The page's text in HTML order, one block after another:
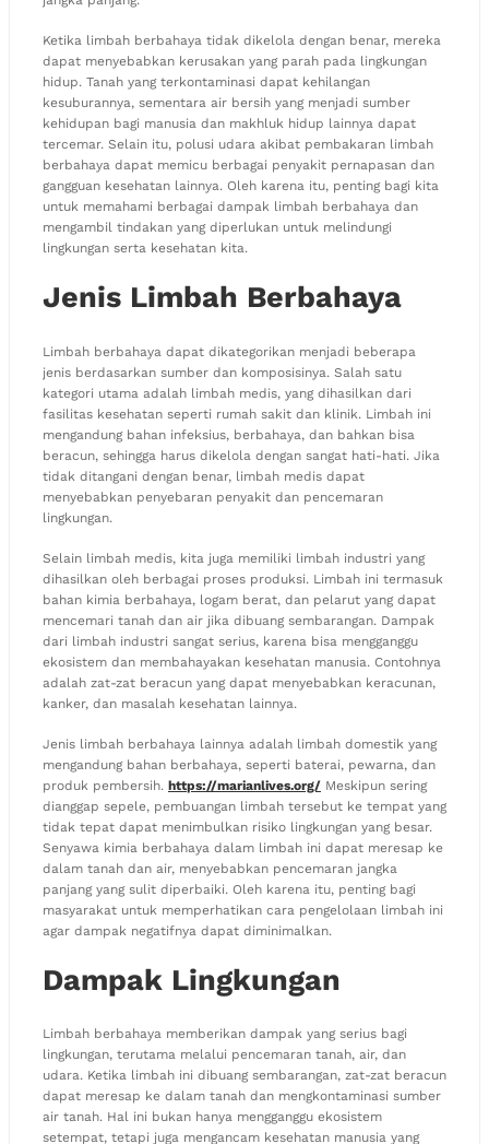
Ketika limbah berbahaya tidak dikelola dengan benar, mereka
dapat menyebabkan kerusakan yang parah pada lingkungan
hidup. Tanah yang terkontaminasi dapat kehilangan
kesuburannya, sementara air bersih yang menjadi sumber
kehidupan bagi manusia dan makhluk hidup lainnya dapat
tercemar. Selain itu, polusi udara akibat pembakaran limbah
berbahaya dapat memicu berbagai penyakit pernapasan dan
gangguan kesehatan lainnya. Oleh karena itu, penting bagi kita
untuk memahami berbagai dampak limbah berbahaya dan
mengambil tindakan yang diperlukan untuk melindungi
lingkungan serta kesehatan kita.
Jenis Limbah Berbahaya
Limbah berbahaya dapat dikategorikan menjadi beberapa
jenis berdasarkan sumber dan komposisinya. Salah satu
kategori utama adalah limbah medis, yang dihasilkan dari
fasilitas kesehatan seperti rumah sakit dan klinik. Limbah ini
mengandung bahan infeksius, berbahaya, dan bahkan bisa
beracun, sehingga harus dikelola dengan sangat hati-hati. Jika
tidak ditangani dengan benar, limbah medis dapat
menyebabkan penyebaran penyakit dan pencemaran
lingkungan.
Selain limbah medis, kita juga memiliki limbah industri yang
dihasilkan oleh berbagai proses produksi. Limbah ini termasuk
bahan kimia berbahaya, logam berat, dan pelarut yang dapat
mencemari tanah dan air jika dibuang sembarangan. Dampak
dari limbah industri sangat serius, karena bisa mengganggu
ekosistem dan membahayakan kesehatan manusia. Contohnya
adalah zat-zat beracun yang dapat menyebabkan keracunan,
kanker, dan masalah kesehatan lainnya.
Jenis limbah berbahaya lainnya adalah limbah domestik yang
mengandung bahan berbahaya, seperti baterai, pewarna, dan
produk pembersih. https://marianlives.org/ Meskipun sering
dianggap sepele, pembuangan limbah tersebut ke tempat yang
tidak tepat dapat menimbulkan risiko lingkungan yang besar.
Senyawa kimia berbahaya dalam limbah ini dapat meresap ke
dalam tanah dan air, menyebabkan pencemaran jangka
panjang yang sulit diperbaiki. Oleh karena itu, penting bagi
masyarakat untuk memperhatikan cara pengelolaan limbah ini
agar dampak negatifnya dapat diminimalkan.
Dampak Lingkungan
Limbah berbahaya memberikan dampak yang serius bagi
lingkungan, terutama melalui pencemaran tanah, air, dan
udara. Ketika limbah ini dibuang sembarangan, zat-zat beracun
dapat meresap ke dalam tanah dan mengkontaminasi sumber
air tanah. Hal ini bukan hanya mengganggu ekosistem
setempat, tetapi juga mengancam kesehatan manusia yang